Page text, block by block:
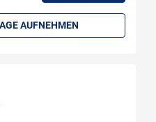
AUFNEHMEN